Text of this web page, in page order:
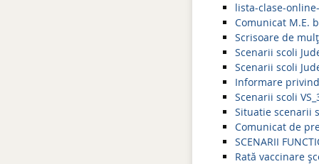
lista-clase-
Comunicat M.E.
Scrisoare de
Scenarii scoli
Scenarii scoli
Informare
Scenarii scoli
Situatie scenarii
Comunicat de
SCENARII
Rată vaccinare